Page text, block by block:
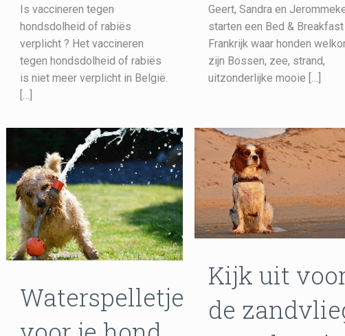
Is vaccineren tegen
hondsdolheid of rabiës
verplicht ? Het vaccineren
tegen hondsdolheid of rabiës
is niet meer verplicht in België.
[…]
Geert, Sandra en
starten een Bed &
Frankrijk waar honden
zijn Bossen, zee, strand,
uitzonderlijke mooie […]
Waterspelletjes
Kijk uit
de